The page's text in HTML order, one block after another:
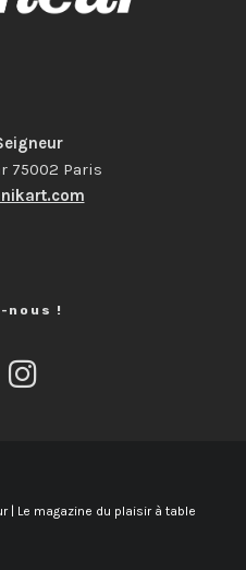
75002 Paris
nous !
| Le magazine du plaisir à table